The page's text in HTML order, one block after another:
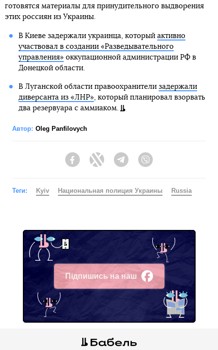
готовятся материалы для принудительного выдворения
этих россиян из Украины.
В Киеве задержали украинца, который активно
участвовал в создании «Разведывательного
управления»оккупационной администрации РФ в
Донецкой области.
В Луганской области правоохранители задержали
диверсанта из «ЛНР», который планировал взорвать
два резервуара с аммиаком.
Автор: Oleg Panfilovych
FacebookTwitter Telegram
Теги: Kyiv Национальная полиция Украины Russia
Підпишись на наш
Facebook